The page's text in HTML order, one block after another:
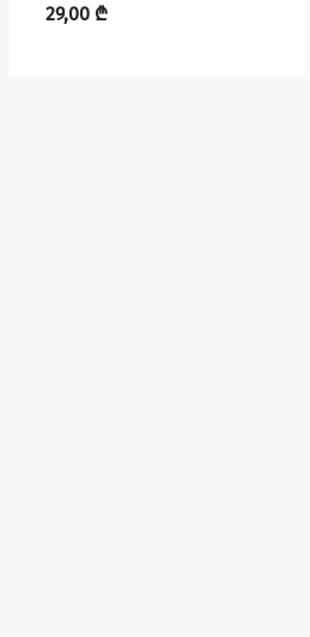
29,00 ₾